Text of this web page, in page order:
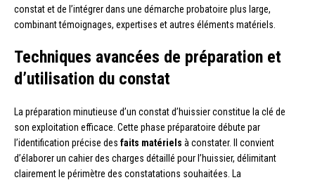
constat et de l’intégrer dans une démarche probatoire plus large,
combinant témoignages, expertises et autres éléments matériels.
Techniques avancées de préparation et
d’utilisation du constat
La préparation minutieuse d’un constat d’huissier constitue la clé de
son exploitation efficace. Cette phase préparatoire débute par
l’identification précise des faits matériels à constater. Il convient
d’élaborer un cahier des charges détaillé pour l’huissier, délimitant
clairement le périmètre des constatations souhaitées. La